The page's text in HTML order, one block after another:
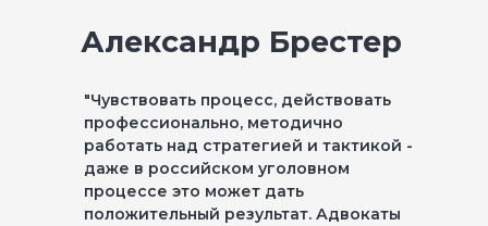
"Чувствовать процесс, действовать
профессионально, методично
работать над стратегией и тактикой -
даже в российском уголовном
процессе это может дать
положительный результат. Адвокаты
Александр Брестер